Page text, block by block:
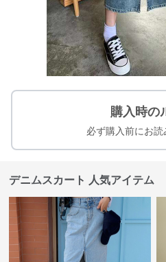
購入時の
必ず購入前にお読
デニムスカート 人気アイテム